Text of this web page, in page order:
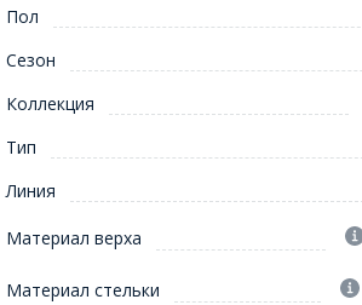
Пол
Сезон
Коллекция
Тип
Линия
Материал верха
Материал стельки